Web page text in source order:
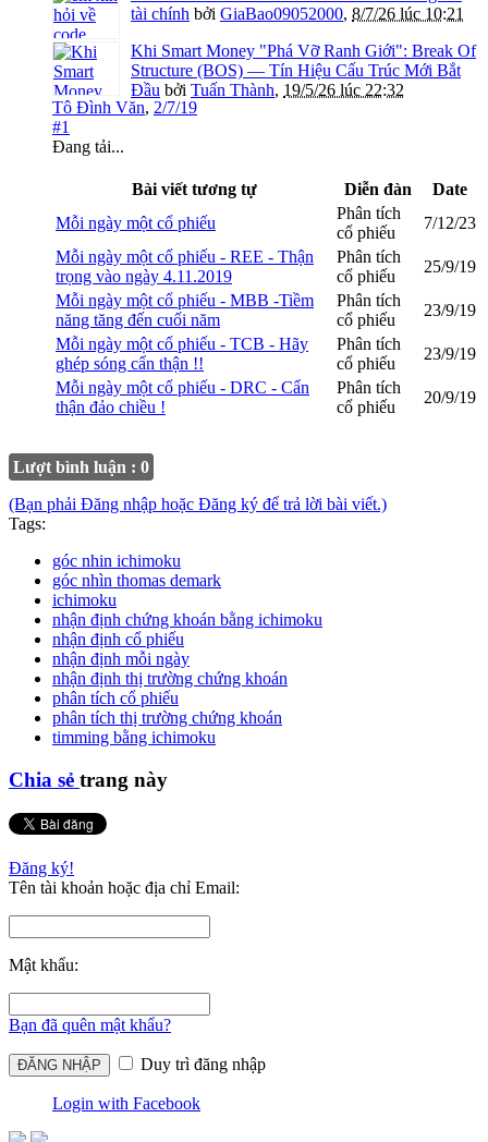
tài chính bởi GiaBao09052000, 8/7/26 lúc 10:21
Khi Smart Money "Phá Vỡ Ranh Giới": Break Of
Structure (BOS) — Tín Hiệu Cấu Trúc Mới Bắt
Đầu bởi Tuấn Thành, 19/5/26 lúc 22:32
Tô Đình Văn, 2/7/19
#1
Đang tải...
Bài viết tương tự Diễn đàn
Date
Mỗi ngày một cổ phiếu
Phân tích
cổ phiếu
7/12/23
Mỗi ngày một cổ phiếu - REE - Thận
trọng vào ngày 4.11.2019
Phân tích
cổ phiếu
25/9/19
Mỗi ngày một cổ phiếu - MBB -Tiềm
năng tăng đến cuối năm
Phân tích
cổ phiếu
23/9/19
Mỗi ngày một cổ phiếu - TCB - Hãy
ghép sóng cẩn thận !!
Phân tích
cổ phiếu
23/9/19
Mỗi ngày một cổ phiếu - DRC - Cẩn
thận đảo chiều !
Phân tích
cổ phiếu
20/9/19
Lượt bình luận : 0
(Bạn phải Đăng nhập hoặc Đăng ký để trả lời bài viết.)
Tags:
góc nhin ichimoku
góc nhìn thomas demark
ichimoku
nhận định chứng khoán bằng ichimoku
nhận định cổ phiếu
nhận định mỗi ngày
nhận định thị trường chứng khoán
phân tích cổ phiếu
phân tích thị trường chứng khoán
timming bằng ichimoku
Chia sẻ trang này
Đăng ký!
Tên tài khoản hoặc địa chỉ Email:
Mật khẩu:
Bạn đã quên mật khẩu?
Duy trì đăng nhập
Login with Facebook